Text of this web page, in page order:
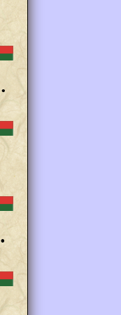
•
•